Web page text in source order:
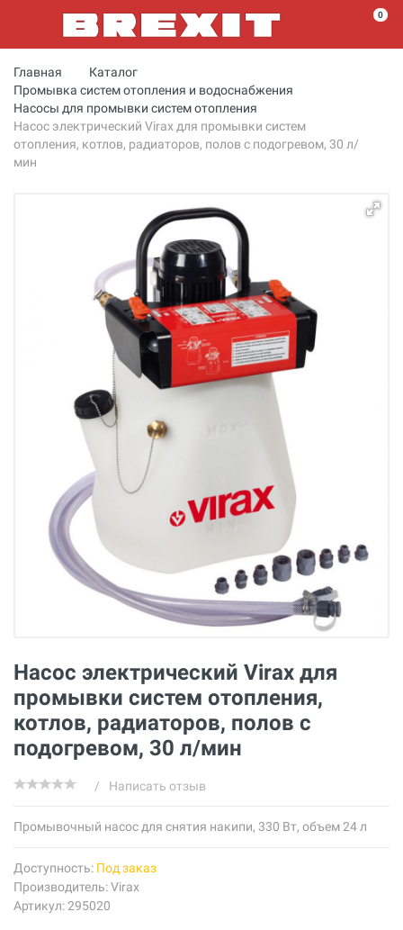
0
Главная
Каталог
Промывка систем отопления и водоснабжения
Насосы для промывки систем отопления
Насос электрический Virax для промывки систем
отопления, котлов, радиаторов, полов с подогревом, 30 л/
мин
Насос электрический Virax для
промывки систем отопления,
котлов, радиаторов, полов с
подогревом, 30 л/мин
/ Написать отзыв
Промывочный насос для снятия накипи, 330 Вт, объем 24 л
Доступность: Под заказ
Производитель:Virax
Артикул: 295020